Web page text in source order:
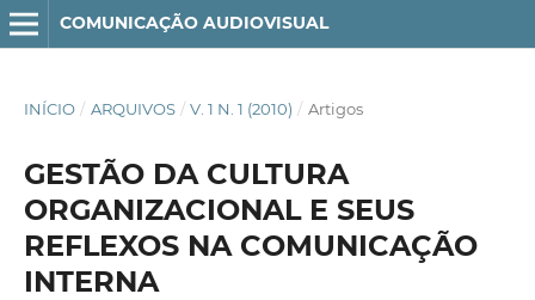
COMUNICAÇÃO AUDIOVISUAL
INÍCIO / ARQUIVOS / V. 1 N. 1 (2010) / Artigos
GESTÃO DA CULTURA
ORGANIZACIONAL E SEUS
REFLEXOS NA COMUNICAÇÃO
INTERNA